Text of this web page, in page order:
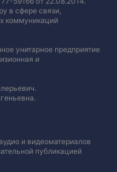
в сфере связи,
коммуникаций
унитарное предприятие
и
и видеоматериалов
публикацией